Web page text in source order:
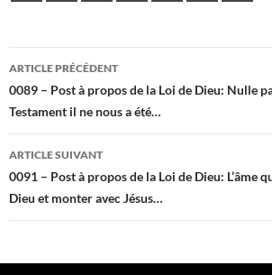
Navigation
des
articles
ARTICLE PRÉCÉDENT
0089 – Post à propos de la Loi de Dieu: Nulle
Testament il ne nous a été…
ARTICLE SUIVANT
0091 – Post à propos de la Loi de Dieu: L’âme
Dieu et monter avec Jésus…